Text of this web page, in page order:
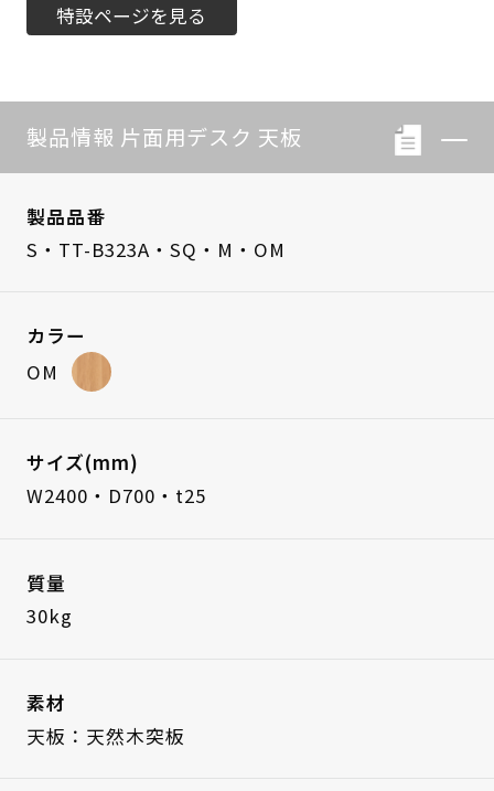
特設ページを見る
製品情報 片面用デスク 天板
製品品番
S・TT-B323A・SQ・M・OM
カラー
OM
サイズ(mm)
W2400・D700・t25
質量
30kg
素材
天板：天然木突板